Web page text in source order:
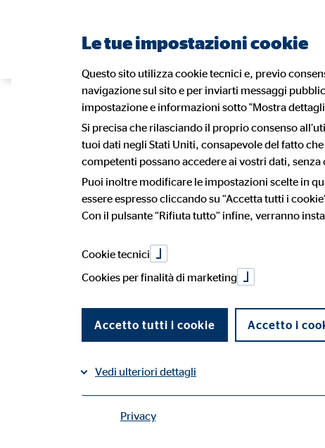
Vuoi
Flessibilità, autodeterminazione e un lavoro appagante con un
È solo il tuo impegno a determinare il tuo successo. Se sei
Inizia anche tu a lavorare come consulente patrimoniale OVB!
Le tue impostazioni cookie
Questo sito utilizza cookie tecnici e, previo
navigazione sul sito e per inviarti messaggi
impostazione e informazioni sotto "Mostra
Si precisa che rilasciando il proprio consenso
tuoi dati negli Stati Uniti, consapevole del fatto
competenti possano accedere ai vostri dati,
Puoi inoltre modificare le impostazioni scelte in
essere espresso cliccando su “Accetta tutti i
Con il pulsante “Rifiuta tutto” infine, verranno
Cookie tecnici
Cookies per finalità di marketing
Accetto tutti i cookie Accetto i
Vedi ulteriori dettagli
Privacy